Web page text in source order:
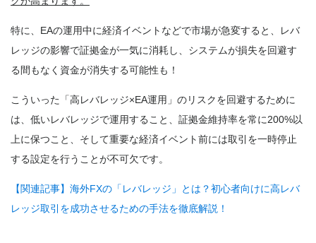
特に、EAの運用中に経済イベントなどで市場が急変すると、レバ
レッジの影響で証拠金が一気に消耗し、システムが損失を回避す
る間もなく資金が消失する可能性も！
こういった「高レバレッジ×EA運用」のリスクを回避するために
は、低いレバレッジで運用すること、証拠金維持率を常に200%以
上に保つこと、そして重要な経済イベント前には取引を一時停止
する設定を行うことが不可欠です。
【関連記事】海外FXの「レバレッジ」とは？初心者向けに高レバ
レッジ取引を成功させるための手法を徹底解説！